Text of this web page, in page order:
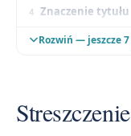
Znaczenie tytułu
Weiser Dawidek
Weiser
Weiser
Rozwiń — jeszcze